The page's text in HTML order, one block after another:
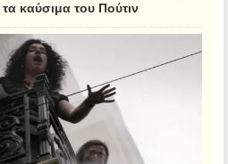
καύσιμα του Πούτιν